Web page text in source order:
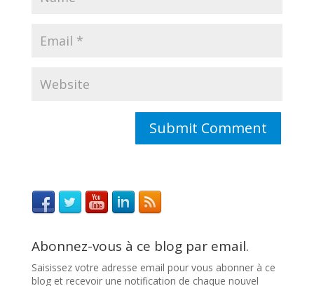
Abonnez-vous à ce blog par email.
Saisissez votre adresse email pour vous abonner à ce
blog et recevoir une notification de chaque nouvel